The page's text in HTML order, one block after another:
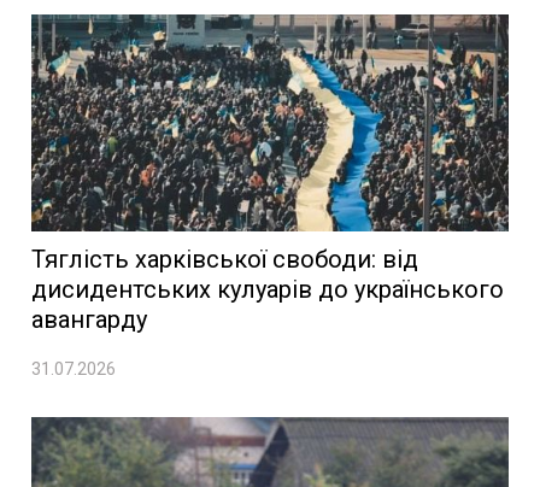
Тяглість харківської свободи: від
дисидентських кулуарів до українського
авангарду
31.07.2026